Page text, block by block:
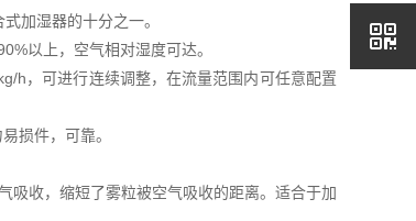
加湿器的十分之一。
以上，空气相对湿度可达。
，可进行连续调整，在流量范围内可任意配置
损件，可靠。
收，缩短了雾粒被空气吸收的距离。适合于加